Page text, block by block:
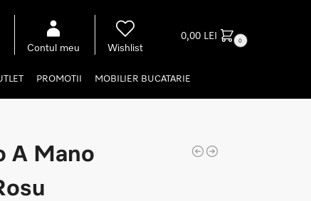
Contul meu Wishlist
0,00 LEI 0
PROMOTII MOBILIER BUCATARIE
A Mano